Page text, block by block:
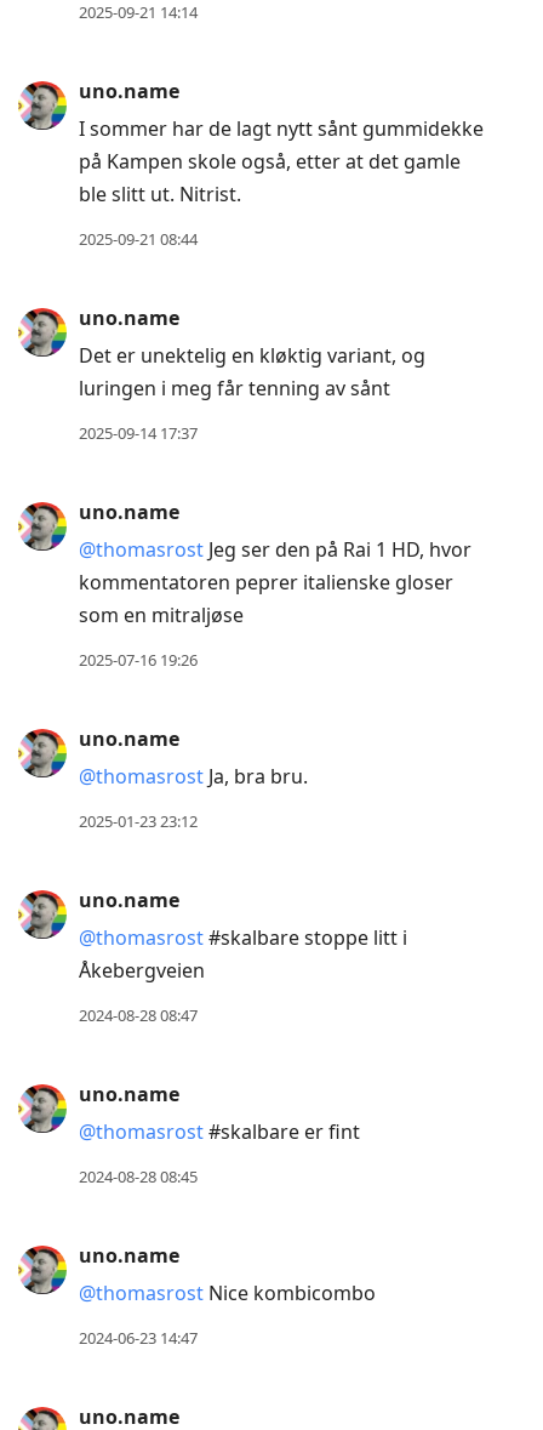
2025-09-21 14:14
uno.name
I sommer har de lagt nytt sånt gummidekke
på Kampen skole også, etter at det gamle
ble slitt ut. Nitrist.
2025-09-21 08:44
uno.name
Det er unektelig en kløktig variant, og
luringen i meg får tenning av sånt
2025-09-14 17:37
uno.name
@thomasrost Jeg ser den på Rai 1 HD, hvor
kommentatoren peprer italienske gloser
som en mitraljøse
2025-07-16 19:26
uno.name
@thomasrost Ja, bra bru.
2025-01-23 23:12
uno.name
@thomasrost#skalbare stoppe litt i
Åkebergveien
2024-08-28 08:47
uno.name
@thomasrost#skalbare er fint
2024-08-28 08:45
uno.name
@thomasrost Nice kombicombo
2024-06-23 14:47
uno.name